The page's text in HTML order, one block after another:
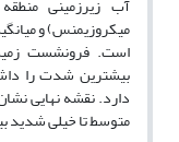
است. فرونشست
بیشترین شدت را
متوسط تا خیلی شدید